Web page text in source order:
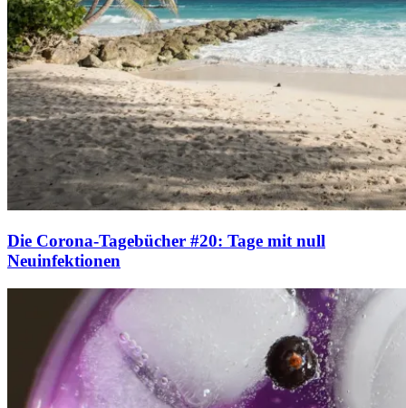
Die Corona-Tagebücher #20: Tage mit null
Neuinfektionen